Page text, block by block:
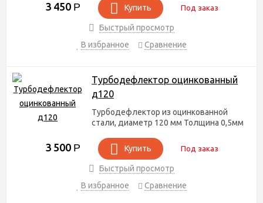
3 450 Р Купить Под заказ
Быстрый просмотр
В избранное
Сравнение
Турбодефлектор оцинкованный
д120
Турбодефлектор из оцинкованной
стали, диаметр 120 мм Толщина 0,5мм
3 500 Р Купить Под заказ
Быстрый просмотр
В избранное
Сравнение